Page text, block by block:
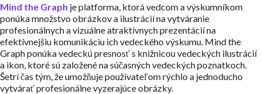
Mind the Graph je platforma, ktorá vedcom a výskumníkom
ponúka množstvo obrázkov a ilustrácií na vytváranie
profesionálnych a vizuálne atraktívnych prezentácií na
efektívnejšiu komunikáciu ich vedeckého výskumu. Mind the
Graph ponúka vedeckú presnosť s knižnicou vedeckých ilustrácií
a ikon, ktoré sú založené na súčasných vedeckých poznatkoch.
Šetrí čas tým, že umožňuje používateľom rýchlo a jednoducho
vytvárať profesionálne vyzerajúce obrázky.